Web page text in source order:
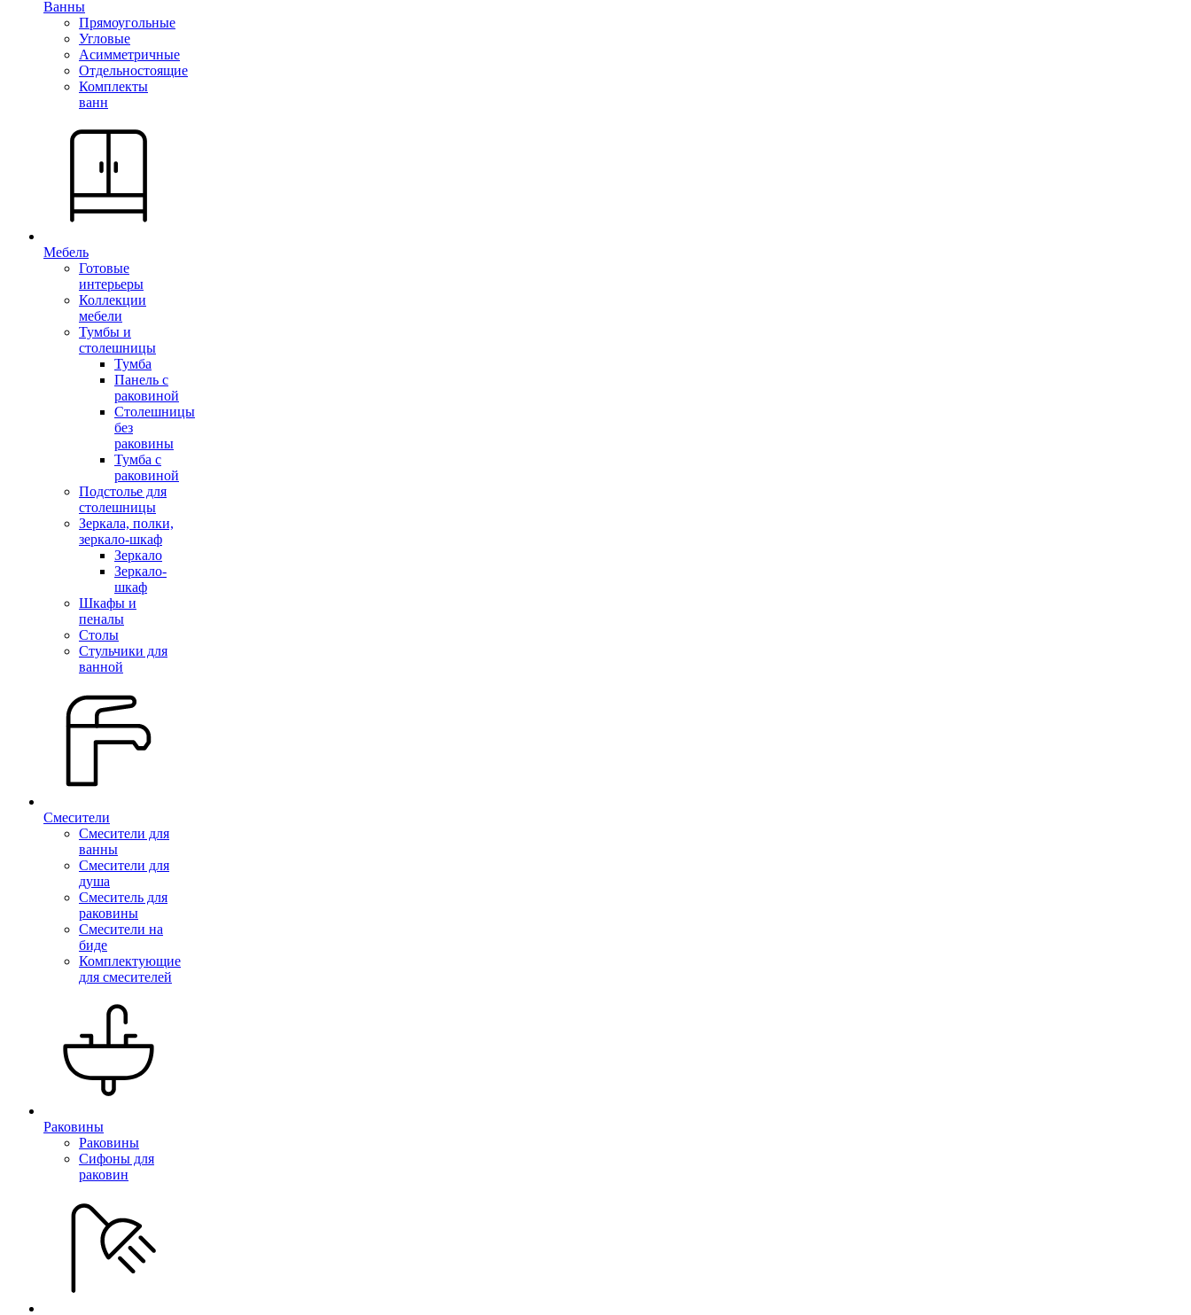
Ванны
Прямоугольные
Угловые
Асимметричные
Отдельностоящие
Комплекты
ванн
Мебель
Готовые
интерьеры
Коллекции
мебели
Тумбы и
столешницы
Тумба
Панель с
раковиной
Столешницы
без
раковины
Тумба с
раковиной
Подстолье для
столешницы
Зеркала, полки,
зеркало-шкаф
Зеркало
Зеркало-
шкаф
Шкафы и
пеналы
Столы
Стульчики для
ванной
Смесители
Смесители для
ванны
Смесители для
душа
Смеситель для
раковины
Смесители на
биде
Комплектующие
для смесителей
Раковины
Раковины
Сифоны для
раковин